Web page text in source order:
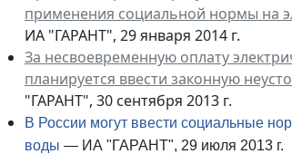
применения социальной нормы на
ИА "ГАРАНТ", 29 января 2014 г.
За несвоевременную оплату
планируется ввести законную
"ГАРАНТ", 30 сентября 2013 г.
В России могут ввести социальные
воды — ИА "ГАРАНТ", 29 июля 2013 г.